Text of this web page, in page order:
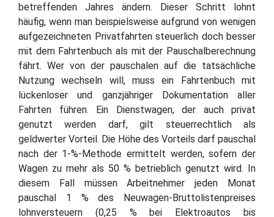
betreffenden Jahres ändern. Dieser Schritt lohnt
häufig, wenn man beispielsweise aufgrund von wenigen
aufgezeichneten Privatfahrten steuerlich doch besser
mit dem Fahrtenbuch als mit der Pauschalberechnung
fährt. Wer von der pauschalen auf die tatsächliche
Nutzung wechseln will, muss ein Fahrtenbuch mit
lückenloser und ganzjähriger Dokumentation aller
Fahrten führen. Ein Dienstwagen, der auch privat
genutzt werden darf, gilt steuerrechtlich als
geldwerter Vorteil. Die Höhe des Vorteils darf pauschal
nach der 1-%-Methode ermittelt werden, sofern der
Wagen zu mehr als 50 % betrieblich genutzt wird. In
diesem Fall müssen Arbeitnehmer jeden Monat
pauschal 1 % des Neuwagen-Bruttolistenpreises
lohnversteuern (0,25 % bei Elektroautos bis